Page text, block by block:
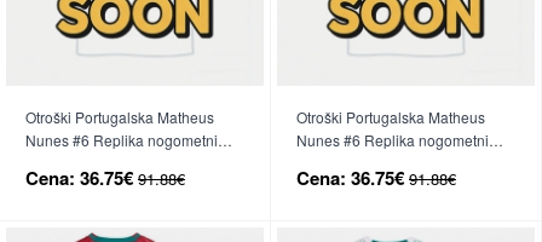
Otroški Portugalska Matheus
Nunes #6 Replika nogometni
Kratek Rokav (+ hlače)
Cena: 36.75€ 91.88€
Otroški Portugalska Matheus
Nunes #6 Replika nogometni
Kratek Rokav (+ hlače)
Cena: 36.75€ 91.88€